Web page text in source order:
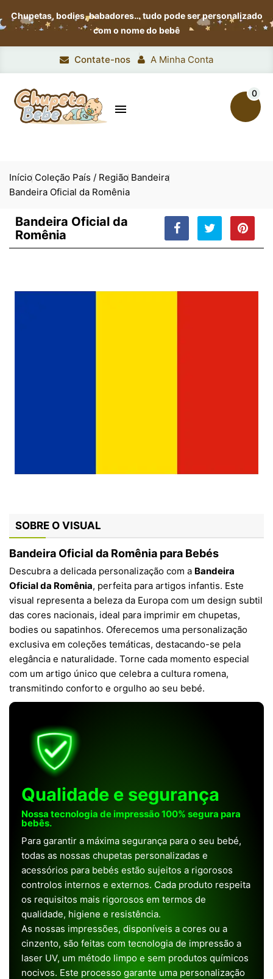
Chupetas, bodies, babadores…tudo pode ser personalizado
com o nome do bebê
Contate-nos A Minha Conta

0
Início Coleção País / Região Bandeira
Bandeira Oficial da Romênia
Bandeira Oficial da
Romênia
SOBRE O VISUAL
Bandeira Oficial da Romênia para Bebés
Descubra a delicada personalização com a Bandeira
Oficial da Romênia, perfeita para artigos infantis. Este
visual representa a beleza da Europa com um design subtil
das cores nacionais, ideal para imprimir em chupetas,
bodies ou sapatinhos. Oferecemos uma personalização
exclusiva em coleções temáticas, destacando-se pela
elegância e naturalidade. Torne cada momento especial
com um artigo único que celebra a cultura romena,
transmitindo conforto e orgulho ao seu bebé.
Qualidade e segurança
Nossa tecnologia de impressão 100% segura para
bebês.
Para garantir a máxima segurança para o seu bebé,
todas as nossas chupetas personalizadas e
acessórios para bebés estão sujeitos a rigorosos
controlos internos e externos. Cada produto respeita
os requisitos mais rigorosos em termos de
qualidade, higiene e resistência.
As nossas impressões, disponíveis a cores ou a
cinzento, são feitas com tecnologia de impressão a
laser UV, um método limpo e sem produtos químicos
nocivos. Este processo garante uma personalização